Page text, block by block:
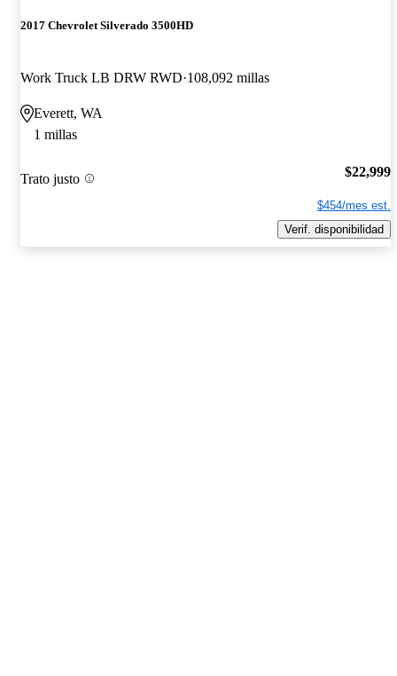
2017 Chevrolet Silverado 3500HD
Work Truck LB DRW RWD 108,092 millas
Everett, WA
1 millas
Trato justo $22,999
$454/mes est.
Verif. disponibilidad